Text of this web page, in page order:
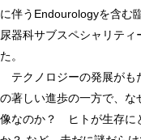
に伴うEndourologyを含む
尿器科サブスペシャリテ
た。
テクノロジーの発展がも
の著しい進歩の一方で、
像なのか？ ヒトが生存に